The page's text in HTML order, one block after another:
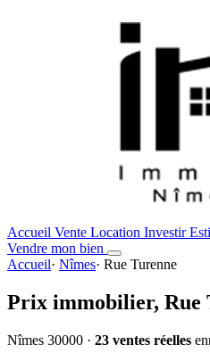
Accueil Vente Location Investir
Vendre mon bien
Accueil· Nîmes· Rue Turenne
Prix immobilier, Rue
Nîmes 30000 · 23 ventes réelles